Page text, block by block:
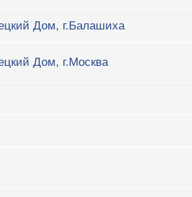
Дом, г.Балашиха
Дом, г.Москва